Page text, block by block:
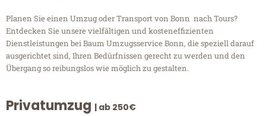
Planen Sie einen Umzug oder Transport von Bonn nach Tours?
Entdecken Sie unsere vielfältigen und kosteneffizienten
Dienstleistungen bei Baum Umzugsservice Bonn, die speziell darauf
ausgerichtet sind, Ihren Bedürfnissen gerecht zu werden und den
Übergang so reibungslos wie möglich zu gestalten.
Privatumzug | ab 250€